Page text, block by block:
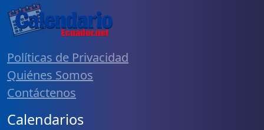
Políticas de Privacidad
Quiénes Somos
Contáctenos
Calendarios